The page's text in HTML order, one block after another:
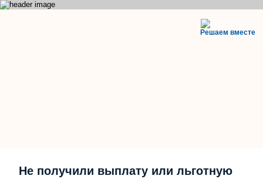
Решаем вместе
Не получили выплату или льготную